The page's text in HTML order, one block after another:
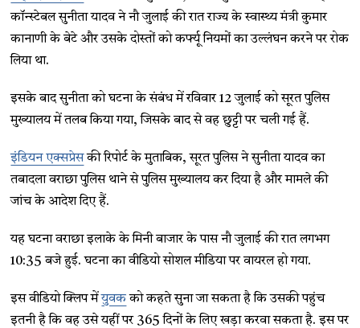
कॉन्स्टेबल सुनीता यादव ने नौ जुलाई की रात राज्य के स्वास्थ्य मंत्री कुमार
कानाणी के बेटे और उसके दोस्तों को कर्फ्यू नियमों का उल्लंघन करने पर रोक
लिया था.
इसके बाद सुनीता को घटना के संबंध में रविवार 12 जुलाई को सूरत पुलिस
मुख्यालय में तलब किया गया, जिसके बाद से वह छुट्टी पर चली गई हैं.
इंडियन एक्सप्रेसकी रिपोर्ट के मुताबिक, सूरत पुलिस ने सुनीता यादव का
तबादला वराछा पुलिस थाने से पुलिस मुख्यालय कर दिया है और मामले की
जांच के आदेश दिए हैं.
यह घटना वराछा इलाके के मिनी बाजार के पास नौ जुलाई की रात लगभग
10:35 बजे हुई. घटना का वीडियो सोशल मीडिया पर वायरल हो गया.
इस वीडियो क्लिप मेंयुवकको कहते सुना जा सकता है कि उसकी पहुंच
इतनी है कि वह उसे यहीं पर 365 दिनों के लिए खड़ा करवा सकता है. इस पर